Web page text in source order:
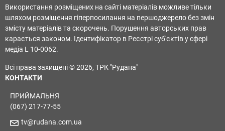
Використання розміщених на сайті матеріалів можливе тільки
шляхом розміщення гіперпосилання на першоджерело без змін
змісту матеріалів та скорочень. Порушення авторських прав
карається законом. Ідентифікатор в Реєстрі суб'єктів у сфері
медіа L 10-0062.
Всі права захищені © 2026, ТРК "Рудана"
КОНТАКТИ
ПРИЙМАЛЬНЯ
(067) 217-77-55
tv@rudana.com.ua